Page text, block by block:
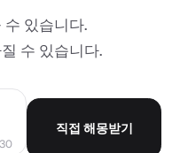
있습니다.
수 있습니다.
직접 해몽받기